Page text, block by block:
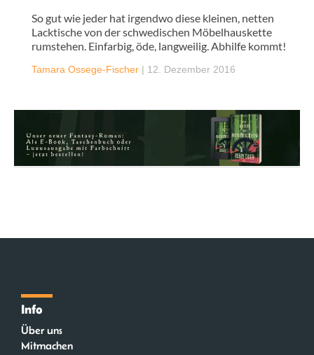
So gut wie jeder hat irgendwo diese kleinen, netten
Lacktische von der schwedischen Möbelhauskette
rumstehen. Einfarbig, öde, langweilig. Abhilfe kommt!
Tamara Ossege-Fischer | 12. Dezember 2016
Info
Über uns
Mitmachen